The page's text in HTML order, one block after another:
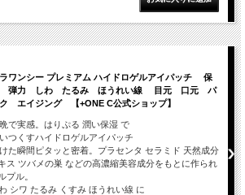
ワンシー プレミアム ハイドロゲルアイパッチ 保
弾力 しわ たるみ ほうれい線 目元 口元 パ
エイジング 【+ONE C公式ショップ】
で実感。はりぷる 潤い保湿 で
つくすハイドロゲルアイパッチ
た瞬間ピタッと密着。プラセンタ セラミド 天然成分
ス ツバメの巣 などの高濃縮美容成分をもとに作られ
プル。
シワ たるみ くすみ ほうれい線 に